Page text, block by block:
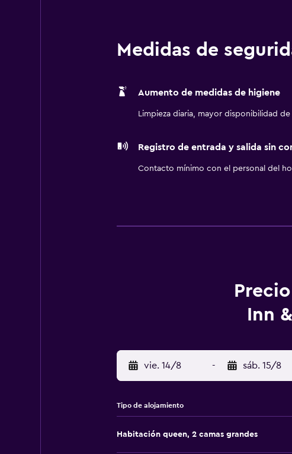
Medidas de
Aumento de medidas de higiene
Limpieza diaria, mayor disponibilidad
Registro de entrada y salida sin
Contacto mínimo con el personal del
Inn
vie. 14/8 - sáb. 15/8
Tipo de alojamiento
Habitación queen, 2 camas grandes